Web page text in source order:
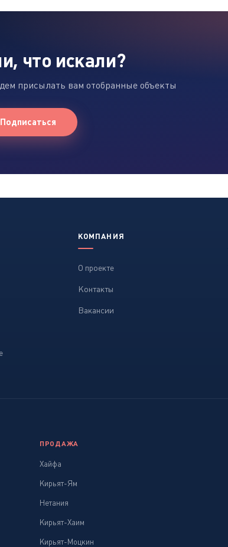
что искали?
присылать вам отобранные объекты
Подписаться
КОМПАНИЯ
О проекте
Контакты
Вакансии
ПРОДАЖА
Хайфа
Кирьят-Ям
Нетания
Кирьят-Хаим
Кирьят-Моцкин